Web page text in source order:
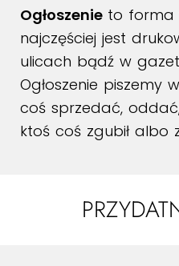
Ogłoszenie to forma
najczęściej jest
ulicach bądź w
Ogłoszenie piszemy
coś sprzedać,
ktoś coś zgubił albo